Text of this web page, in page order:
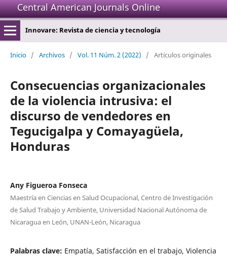
Central American Journals Online
Innovare: Revista de ciencia y tecnología
Inicio / Archivos / Vol. 11 Núm. 2 (2022) / Artículos originales
Consecuencias organizacionales
de la violencia intrusiva: el
discurso de vendedores en
Tegucigalpa y Comayagüela,
Honduras
Any Figueroa Fonseca
Maestría en Ciencias en Salud Ocupacional, Centro de Investigación
de Salud Trabajo y Ambiente, Universidad Nacional Autónoma de
Nicaragua en León, UNAN-León, Nicaragua
Palabras clave: Empatía, Satisfacción en el trabajo, Violencia